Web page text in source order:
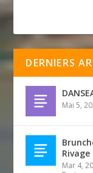
DERNIERS
Mai 5,
Rivage
Mar 4,